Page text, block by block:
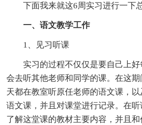
下面我来就这6周实习进行一下总
一、语文教学工作
1、见习听课
实习的过程不仅仅是要自己上好
会去听其他老师和同学的课。在这
天都在教室听原任老师的语文课，
语文课，并且对课堂进行记录。在
了解这堂课的教材主要内容，并且